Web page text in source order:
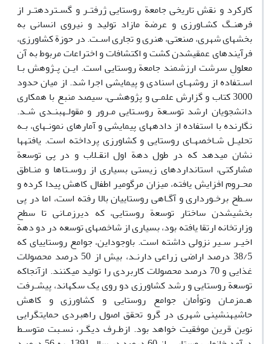
کارکرد و نقش تاریخی جامعة روستایی ژرفتـر و گسـتردهتـر از
فرهنـگ کشـاورزی و عرضة مازاد تولید و نیروی انسانی به
بخشهای شهری، صنعتی، هنری و تجاری اسـت. در حوزة کشاورزی،
فرآیندهای عمقیشدن کشت و اکتشافات و اختراعات مربوط به آن
معلولِ سرشت ارزشمند جامعة روستایی است. ایـن پـژوهش بـا
اسـتفاده از روشهـای اسنادی و پیمایشی اجرا شد. از میان حدود
3000 کتاب و گزارش علمـی و پژوهشـی، سیصد منبع با همکاری
دانشجویان ارشد توسـعة روسـتایی مـرور و مقولـهبنـدی شـد.
نگارنده با استفاده از دادههای پیمایشی و آمارهای نمونـهای، بـه
تحلیـل شـاخصهـای روستایی و کشاورزی پرداخته است. یافتهها
نشان میدهد که در طول دهة اول انقـلاب و در پی توسعة
مشارکتی، استانداردهای زیستی بسیاری از روسـتاها و منـاطق
محـروم افزایش یافته، میزان مرگومیر اطفال کاهش پیدا کرده و
سـطح برخـورداری و آگـاهی روستاییان بالا رفته است، اما در پی
بخشیشدن ساختار توسعة روستایی، که دیرزمـانی تا سطح
وزارتخانه ارتقا یافته بود، بسیاری از شاخصهای توسعه در دو دهة
اخیـر سـیر نزولی داشته است. باوجوداین، جوامع روستاییای که
38/5 درصد اراضی زراعی دارنـد، بیش از 50 درصد محصولات
غذایی و 70 درصد محصولات کاربردی را تولید میکنند. ازآنجاکه
توسعة روستایی و رشد کشاورزی دو روی یک سکهاند، پیشـرفت
هـمزمـان وتوأمان جوامع روستایی و کشاورزی و کاهش
حاشیهنشینی شهری در گرو تحقق اصول راهبردی حمایتگرایی
نوین قرین موفقیت خواهد بود. ازطـرف دیگـر، نسـبت متوسـط